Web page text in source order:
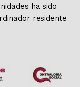
ha sido
residente